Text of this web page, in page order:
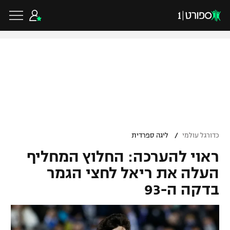
גביע הטוטו
ליגיונרים
גביע המדינה
ליגת האלופות
ליגה אירופית
ליגה אנגלית
כדורסל ישראלי
ליגת ווינר סל
ליגה לאומית
כדורסל עולמי
NBA
כדורגל עולמי / ליגה ספרדית
ראוי להערכה: החלוץ המחליף
העלה את ריאל לחצי הגמר
בדקה ה-93